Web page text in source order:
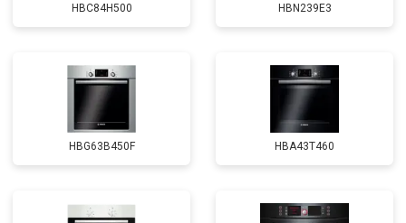
HBC84H500 HBN239E3
HBG63B450F HBA43T460